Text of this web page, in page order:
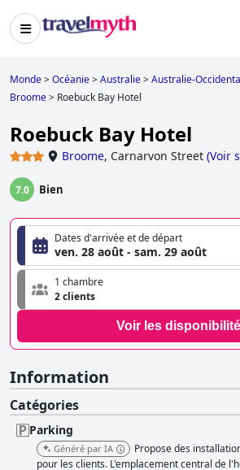
Monde>Océanie>Australie>Australie-
Broome> Roebuck Bay Hotel
Roebuck Bay Hotel
Broome, Carnarvon Street (Voir
7.0 Bien
Dates d'arrivée et de départ
ven. 28 août - sam. 29 août
1 chambre
2 clients
Voir les
Information
Catégories
Parking
Généré par IA
Propose des
pour les clients. L'emplacement central de